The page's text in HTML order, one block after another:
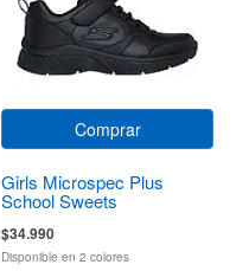
Comprar
Girls Microspec Plus
School Sweets
$34.990
Disponible en 2 colores